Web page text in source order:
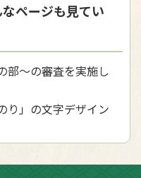
ページも見てい
部～の審査を実施し
り」の文字デザイン